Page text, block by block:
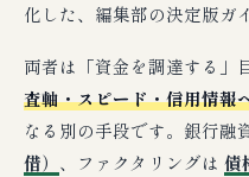
化した、編集部の決定版ガ
両者は「資金を調達する」
査軸・スピード・信用情報
なる別の手段です。銀行融
借） 、ファクタリングは 債